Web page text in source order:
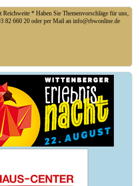
* Haben Sie Themenvorschläge für uns,
82 660 20 oder per Mail an info@rbwonline.de
SG Union Sandersdorf - VfB 1921 Krieschow,